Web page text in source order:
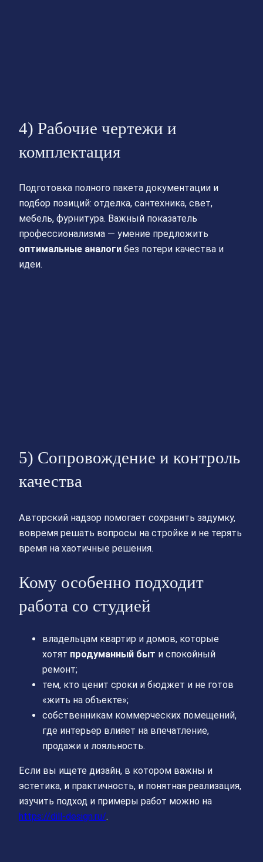
4) Рабочие чертежи и
комплектация
Подготовка полного пакета документации и
подбор позиций: отделка, сантехника, свет,
мебель, фурнитура. Важный показатель
профессионализма — умение предложить
оптимальные аналоги без потери качества и
идеи.
5) Сопровождение и контроль
качества
Авторский надзор помогает сохранить задумку,
вовремя решать вопросы на стройке и не терять
время на хаотичные решения.
Кому особенно подходит
работа со студией
владельцам квартир и домов, которые
хотят продуманный быт и спокойный
ремонт;
тем, кто ценит сроки и бюджет и не готов
«жить на объекте»;
собственникам коммерческих помещений,
где интерьер влияет на впечатление,
продажи и лояльность.
Если вы ищете дизайн, в котором важны и
эстетика, и практичность, и понятная реализация,
изучить подход и примеры работ можно на
https://dill-design.ru/.